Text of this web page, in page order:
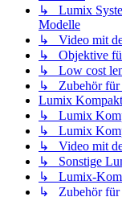
↳ Lumix
Modelle
↳ Video mit
↳ Objektive
↳ Low cost
↳ Zubehör für
Lumix Kompakt
↳ Lumix
↳ Lumix
↳ Video mit
↳ Sonstige
↳ Lumix-
↳ Zubehör für